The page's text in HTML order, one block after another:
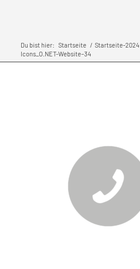
Du bist hier: Startseite / Startseite-2024
Icons_O.NET-Website–34